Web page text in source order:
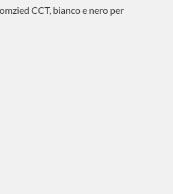
CCT, bianco e nero per